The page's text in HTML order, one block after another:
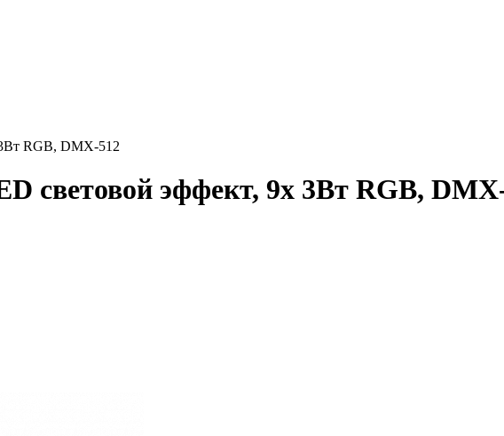
RGB, DMX-512
световой эффект, 9х 3Вт RGB,